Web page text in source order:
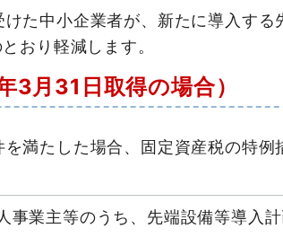
た中小企業者が、新たに導入する
おり軽減します。
3月31日取得の場合）
満たした場合、固定資産税の特例
業主等のうち、先端設備等導入